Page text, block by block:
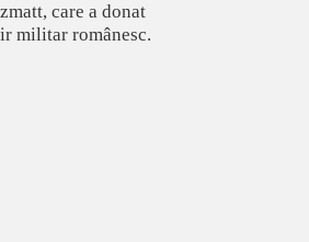
care a donat
militar românesc.